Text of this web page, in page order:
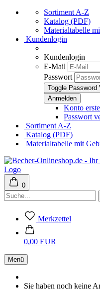
Sortiment A-Z
Katalog (PDF)
Materialtabelle
Kundenlogin
Kundenlogin
E-Mail
Passwort
Toggle Password
Konto
Passwort
Sortiment A-Z
Katalog (PDF)
Materialtabelle mit
0
Merkzettel
0,00 EUR
Menü
Sie haben noch keine